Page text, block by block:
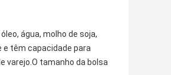
água, molho de soja,
e têm capacidade para
varejo.O tamanho da bolsa